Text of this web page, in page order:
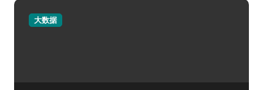
大数据